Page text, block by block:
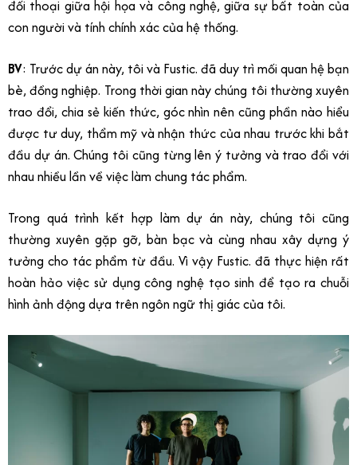
đối thoại giữa hội họa và công nghệ, giữa sự bất toàn của
con người và tính chính xác của hệ thống.
BV: Trước dự án này, tôi và Fustic. đã duy trì mối quan hệ bạn
bè, đồng nghiệp. Trong thời gian này chúng tôi thường xuyên
trao đổi, chia sẻ kiến thức, góc nhìn nên cũng phần nào hiểu
được tư duy, thẩm mỹ và nhận thức của nhau trước khi bắt
đầu dự án. Chúng tôi cũng từng lên ý tưởng và trao đổi với
nhau nhiều lần về việc làm chung tác phẩm.
Trong quá trình kết hợp làm dự án này, chúng tôi cũng
thường xuyên gặp gỡ, bàn bạc và cùng nhau xây dựng ý
tưởng cho tác phẩm từ đầu. Vì vậy Fustic. đã thực hiện rất
hoàn hảo việc sử dụng công nghệ tạo sinh để tạo ra chuỗi
hình ảnh động dựa trên ngôn ngữ thị giác của tôi.